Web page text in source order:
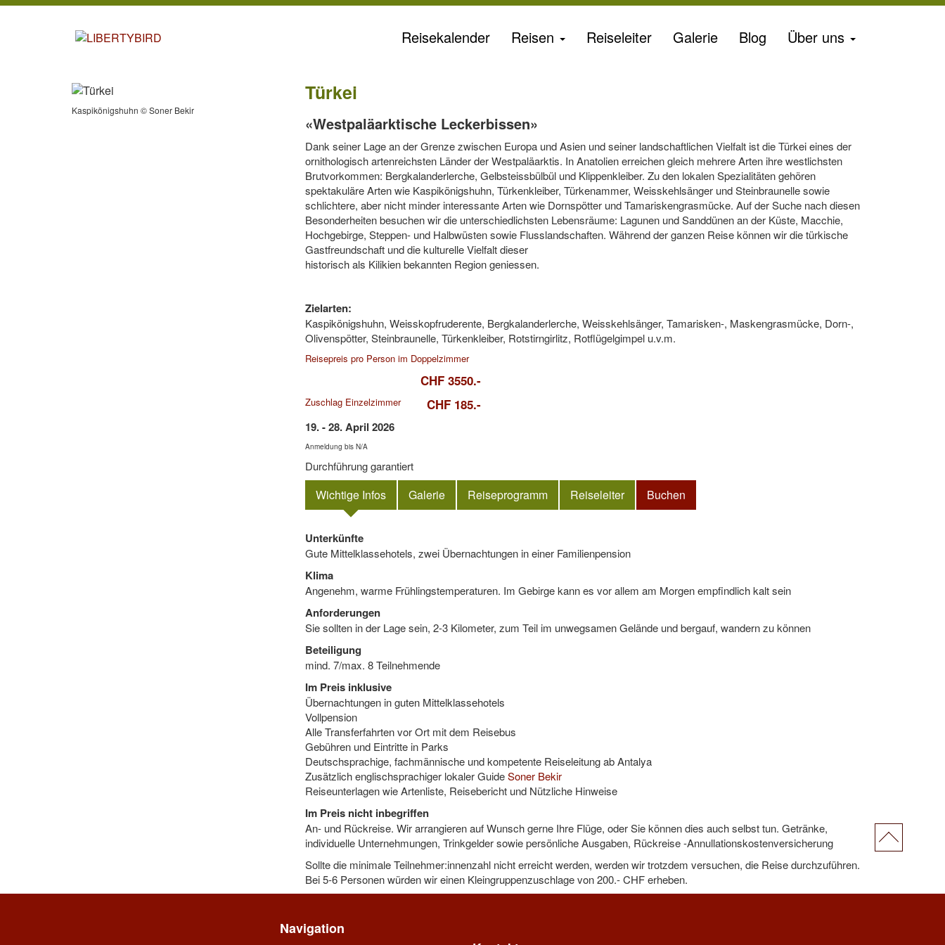
Reisekalender Reisen Reiseleiter Galerie Blog Über uns
Kaspikönigshuhn © Soner Bekir
Türkei
«Westpaläarktische Leckerbissen»
Dank seiner Lage an der Grenze zwischen Europa und Asien und seiner landschaftlichen Vielfalt ist die Türkei eines der
ornithologisch artenreichsten Länder der West­paläarktis. In Anatolien erreichen gleich mehrere Arten ihre westlichsten
Brutvor­kommen: Bergkalanderlerche, Gelbsteissbülbül und Klip­pen­kleiber. Zu den lokalen Spezia­litäten gehören
spektakuläre Arten wie Kaspikönigshuhn, Tür­ken­kleiber, Türkenammer, Weiss­kehl­sänger und Stein­braunelle sowie
schlichtere, aber nicht minder interessante Arten wie Dornspötter und Tama­ris­­kengrasmücke. Auf der Suche nach diesen
Besonderheiten besuchen wir die unterschiedlichsten Lebens­räume: Lagunen und Sand­dünen an der Küste, Macchie,
Hochgebirge, Steppen- und Halbwüsten sowie Flussland­schaften. Während der ganzen Reise können wir die türkische
Gastfreundschaft und die kulturelle Vielfalt dieser
historisch als Kilikien bekannten Region geniessen.
Zielarten:
Kaspikönigshuhn, Weisskopfruderente, Bergkalanderlerche, Weisskehlsänger, Tamarisken-, Maskengrasmücke, Dorn-,
Olivenspötter, Steinbraunelle, Türkenkleiber, Rotstirngirlitz, Rotflügelgimpel u.v.m.
Reisepreis pro Person im Doppelzimmer
CHF 3550.-
Zuschlag Einzelzimmer CHF 185.-
19. - 28. April 2026
Anmeldung bis N/A
Durchführung garantiert
Wichtige Infos Galerie Reiseprogramm Reiseleiter Buchen
Unterkünfte
Gute Mittelklassehotels, zwei Übernachtungen in einer Familienpension
Klima
Angenehm, warme Frühlingstemperaturen. Im Gebirge kann es vor allem am Morgen empfindlich kalt sein
Anforderungen
Sie sollten in der Lage sein, 2-3 Kilometer, zum Teil im unwegsamen Gelände und bergauf, wandern zu können
Beteiligung
mind. 7/max. 8 Teilnehmende
Im Preis inklusive
Übernachtungen in guten Mittelklassehotels
Vollpension
Alle Transferfahrten vor Ort mit dem Reisebus
Gebühren und Eintritte in Parks
Deutschsprachige, fachmännische und kompetente Reiseleitung ab Antalya
Zusätzlich englischsprachiger lokaler GuideSoner Bekir
Reiseunterlagen wie Artenliste, Reisebericht und Nützliche Hinweise
Im Preis nicht inbegriffen
An- und Rückreise. Wir arrangieren auf Wunsch gerne Ihre Flüge, oder Sie können dies auch selbst tun. Getränke,
individuelle Unternehmungen, Trinkgelder sowie persönliche Ausgaben, Rückreise -Annullationskostenversicherung
Sollte die minimale Teilnehmer:innenzahl nicht erreicht werden, werden wir trotzdem versuchen, die Reise durchzuführen.
Bei 5-6 Personen würden wir einen Kleingruppenzuschlage von 200.- CHF erheben.
Navigation